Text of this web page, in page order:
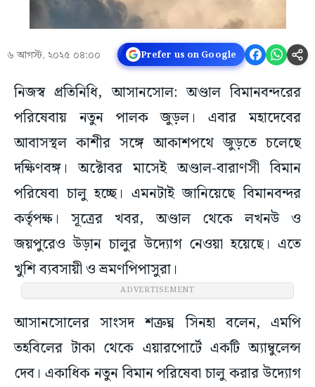
৬ আগস্ট, ২০২৫ ০৪:০০ Prefer us on Google
নিজস্ব প্রতিনিধি, আসানসোল: অণ্ডাল বিমানবন্দরের
পরিষেবায় নতুন পালক জুড়ল। এবার মহাদেবের
আবাসস্থল কাশীর সঙ্গে আকাশপথে জুড়তে চলেছে
দক্ষিণবঙ্গ। অক্টোবর মাসেই অণ্ডাল-বারাণসী বিমান
পরিষেবা চালু হচ্ছে। এমনটাই জানিয়েছে বিমানবন্দর
কর্তৃপক্ষ। সূত্রের খবর, অণ্ডাল থেকে লখনউ ও
জয়পুরেও উড়ান চালুর উদ্যোগ নেওয়া হয়েছে। এতে
খুশি ব্যবসায়ী ও ভ্রমণপিপাসুরা।
ADVERTISEMENT
আসানসোলের সাংসদ শত্রুঘ্ন সিনহা বলেন, এমপি
তহবিলের টাকা থেকে এয়ারপোর্টে একটি অ্যাম্বুলেন্স
দেব। একাধিক নতুন বিমান পরিষেবা চালু করার উদ্যোগ